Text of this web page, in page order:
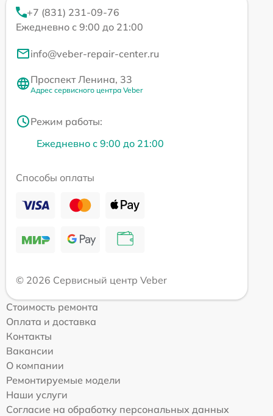
+7 (831) 231-09-76
Ежедневно с 9:00 до 21:00
info@veber-repair-center.ru
Проспект Ленина, 33
Адрес сервисного центра Veber
Режим работы:
Ежедневно с 9:00 до 21:00
Способы оплаты
© 2026 Сервисный центр Veber
Стоимость ремонта
Оплата и доставка
Контакты
Вакансии
О компании
Ремонтируемые модели
Наши услуги
Согласие на обработку персональных данных